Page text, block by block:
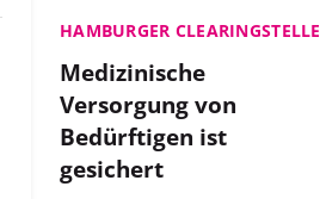
HAMBURGER CLEARINGSTELLE
Medizinische
Versorgung von
Bedürftigen ist
gesichert